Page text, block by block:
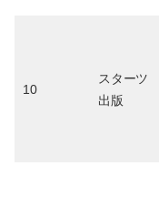
10
スターツ
出版